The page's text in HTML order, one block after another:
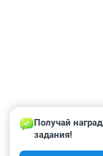
Получай
задания!